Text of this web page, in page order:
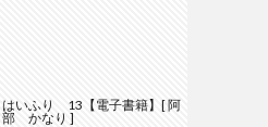
はいふり 13【電子書籍】[ 阿
部 かなり ]